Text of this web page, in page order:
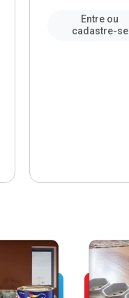
Entre ou
cadastre-se